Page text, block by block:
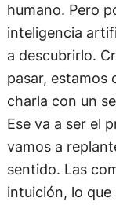
humano. Pero
inteligencia
a descubrirlo.
pasar, estamos
charla con un
Ese va a ser el
vamos a
sentido. Las
intuición, lo